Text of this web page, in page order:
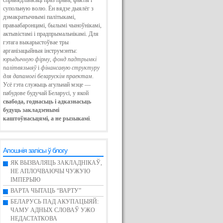
супольную волю. Ён вядзе дыялёг з
дэмакратычнымі палітыкамі,
праваабаронцамі, былымі чыноўнікамі,
актывістамі і прадпрымальнікамі. Для
гэтага выкарыстоўвае тры
арганізацыйныя інструмэнты:
юрыдычную фірму, фонд падтрымкі
палітвязьняўі фінансавую структуру
для дапамогі беларускім праектам.
Усё гэта служыць агульнай мэце —
пабудове будучай Беларусі, у якой
свабода, годнасьць і адказнасьць
будуць закладзенымі
каштоўнасьцямі, а не рызыкамі.
Апошнія запісы ў блогу
ЯК ВЫЗВАЛЯЦЬ ЗАКЛАДНІКАЎ,
НЕ АПЛОЧВАЮЧЫ ЧУЖУЮ
ІМПЕРЫЮ
ВАРТА ЧЫТАЦЬ “ВАРТУ”
БЕЛАРУСЬ ПАД АКУПАЦЫЯЙ:
ЧАМУ АДНЫХ СЛОВАЎ УЖО
НЕДАСТАТКОВА